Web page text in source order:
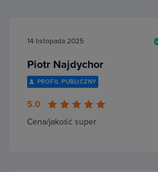
14 listopada 2025
Piotr Najdychor
PROFIL PUBLICZNY
5.0
Cena/jakość super